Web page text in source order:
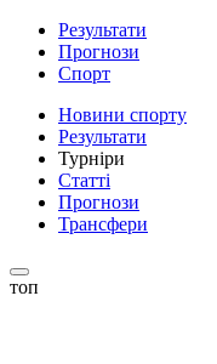
Результати
Прогнози
Спорт
Новини спорту
Результати
Турніри
Статті
Прогнози
Трансфери
топ